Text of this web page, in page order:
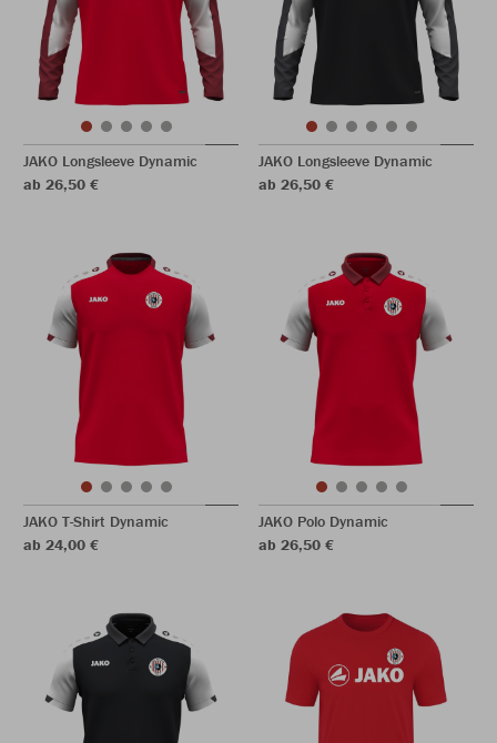
JAKO Longsleeve Dynamic
ab 26,50 €
JAKO Longsleeve Dynamic
ab 26,50 €
JAKO T-Shirt Dynamic
ab 24,00 €
JAKO Polo Dynamic
ab 26,50 €